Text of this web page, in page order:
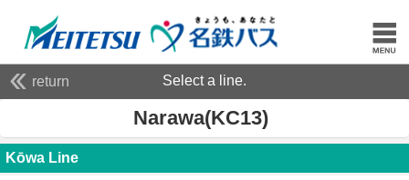
return Select a line.
Narawa(KC13)
Kōwa Line